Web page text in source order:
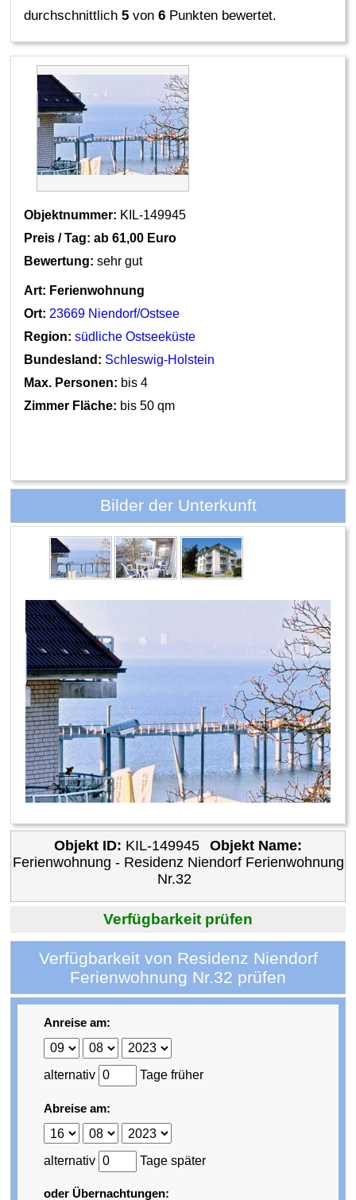
durchschnittlich5 von6 Punkten bewertet.
Objektnummer: KIL-149945
Preis / Tag: ab 61,00 Euro
Bewertung: sehr gut
Art: Ferienwohnung
Ort: 23669 Niendorf/Ostsee
Region: südliche Ostseeküste
Bundesland: Schleswig-Holstein
Max. Personen: bis 4
Zimmer Fläche: bis 50 qm
Bilder der Unterkunft
Objekt ID: KIL-149945
Objekt Name:
Ferienwohnung - Residenz Niendorf Ferienwohnung
Nr.32
Verfügbarkeit prüfen
Verfügbarkeit von Residenz Niendorf
Ferienwohnung Nr.32 prüfen
Anreise am:
alternativ Tage früher
Abreise am:
alternativ Tage später
oder Übernachtungen: